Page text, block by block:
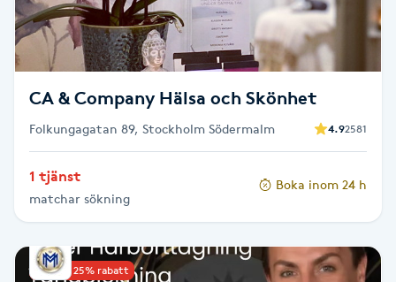
Kiropraktik
Klangmassage
Klippning
Klippning & Slingor
Klippning ungdom
Koppningsmassage
CA & Company Hälsa och Skönhet
Folkungagatan 89, Stockholm Södermalm 4.92581
1 tjänst
matchar sökning
Boka inom 24 h
Upp till 25% rabatt